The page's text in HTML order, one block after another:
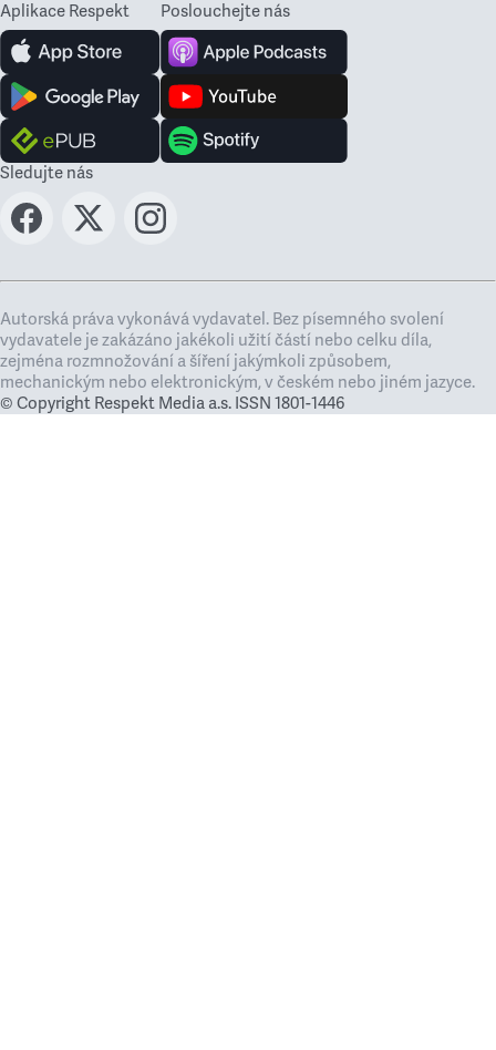
Aplikace Respekt Poslouchejte nás
Sledujte nás
Autorská práva vykonává vydavatel. Bez písemného svolení
vydavatele je zakázáno jakékoli užití částí nebo celku díla,
zejména rozmnožování a šíření jakýmkoli způsobem,
mechanickým nebo elektronickým, v českém nebo jiném jazyce.
© Copyright Respekt Media a.s. ISSN 1801-1446